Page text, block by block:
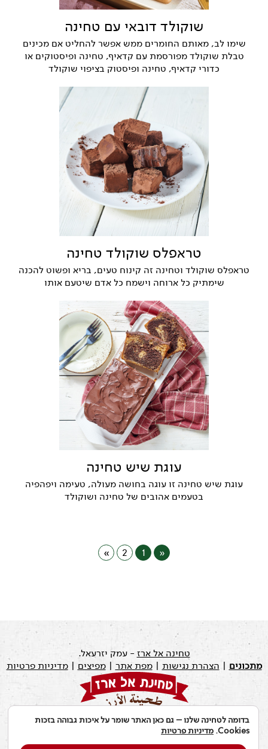
שוקולד דובאי עם טחינה
שימו לב, מאותם החומרים ממש אפשר להחליט אם מכינים
טבלת שוקולד מפורסמת עם קדאיף, טחינה ופיסטוקים או
כדורי קדאיף, טחינה ופיסטוק בציפוי שוקולד
טראפלס שוקולד טחינה
טראפלס שוקולד וטחינה זה קינוח טעים, בריא ופשוט להכנה
שימתיק כל ארוחה וישמח כל אדם שיטעם אותו
עוגת שיש טחינה
עוגת שיש טחינה זו עוגה בחושה מעולה, טעימה ויפהפיה
בטעמים אהובים של טחינה ושוקולד
«
1
2
»
טחינה אל ארז- עמק יזרעאל.
מתכונים | הצהרת נגישות |מפת אתר |מפיצים |מדיניות פרטיות
עודכן לאחרונה ב: 19.07.2026
בדומה לטחינה שלנו – גם כאן האתר שומר על איכות גבוהה בזכות
Cookies. מדיניות פרטיות